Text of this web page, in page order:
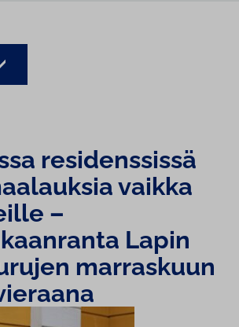
re­si­dens­sis­sä
vaikka
–
Lapin
marraskuun